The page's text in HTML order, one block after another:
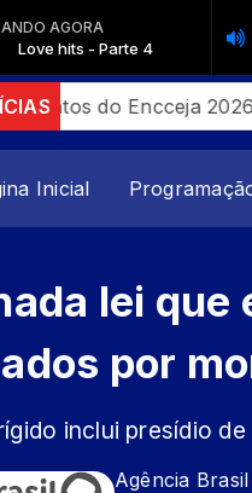
AGORA
hits - Parte 4
do Encceja 2026
Inicial
lei que
por
inclui presídio
Agência